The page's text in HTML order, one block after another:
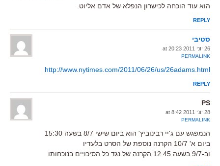
הוא עוד הוכחה לכישרון הנפלא של אדם אליוט.
REPLY
סטיבי
26 יוני 2011 at 20:23
PERMALINK
http://www.nytimes.com/2011/06/26/us/26adams.html
REPLY
PS
28 יוני 2011 at 8:42
PERMALINK
הנמפגש עם ג'יי רבינוביץ' הוא ביום שישי 8/7 בשעה 15:30
ביום א' 10/7 הקרנה נוספת של הסרט בלעדיו
וב-9/7 בשעה 12:45 הקרנה של נגד כל הסיכויים בנוכחותו